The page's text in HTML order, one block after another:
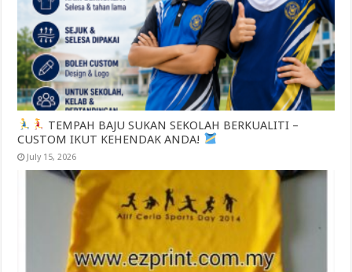
TEMPAH BAJU SUKAN SEKOLAH BERKUALITI –
CUSTOM IKUT KEHENDAK ANDA!
July 15, 2026